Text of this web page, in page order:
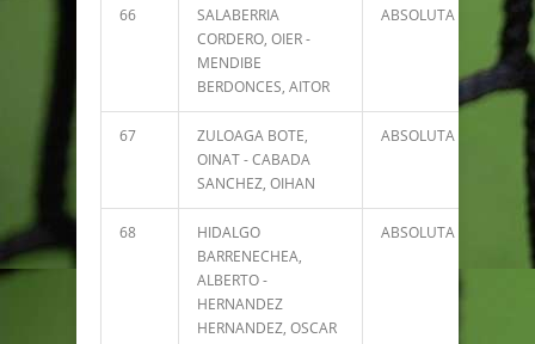
66
SALABERRIA
CORDERO, OIER -
MENDIBE
BERDONCES, AITOR
ABSOLUTA 2204
67
ZULOAGA BOTE,
OINAT - CABADA
SANCHEZ, OIHAN
ABSOLUTA
68
HIDALGO
BARRENECHEA,
ALBERTO -
HERNANDEZ
HERNANDEZ, OSCAR
ABSOLUTA